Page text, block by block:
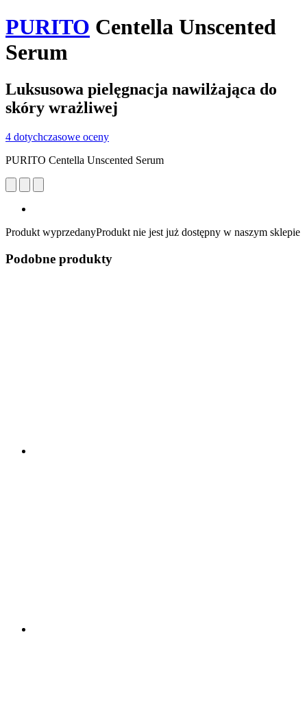
PURITO Centella Unscented
Serum
Luksusowa pielęgnacja nawilżająca do
skóry wrażliwej
4 dotychczasowe oceny
PURITO Centella Unscented Serum
Produkt wyprzedanyProdukt nie jest już dostępny w naszym sklepie
Podobne produkty